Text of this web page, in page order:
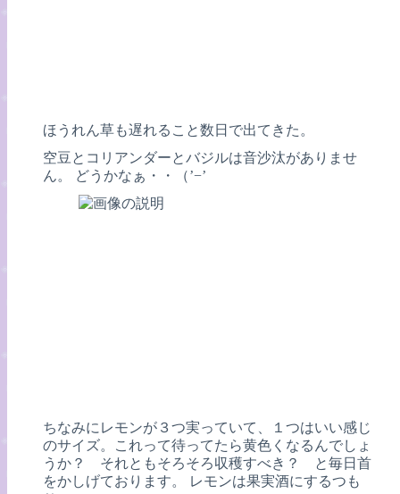
ほうれん草も遅れること数日で出てきた。
空豆とコリアンダーとバジルは音沙汰がありませ
ん。 どうかなぁ・・（’−’
ちなみにレモンが３つ実っていて、１つはいい感じ
のサイズ。これって待ってたら黄色くなるんでしょ
うか？ それともそろそろ収穫すべき？ と毎日首
をかしげております。 レモンは果実酒にするつも